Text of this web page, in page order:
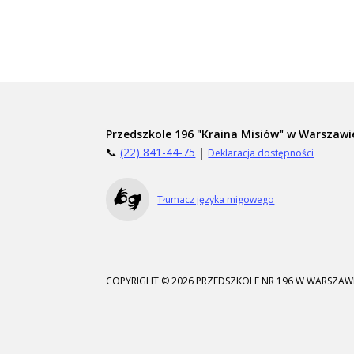
Przedszkole 196 "Kraina Misiów" w
📞(22) 841-44-75 | Deklaracja dostępności
Tłumacz języka migowego
COPYRIGHT © 2026 PRZEDSZKOLE NR 196 W